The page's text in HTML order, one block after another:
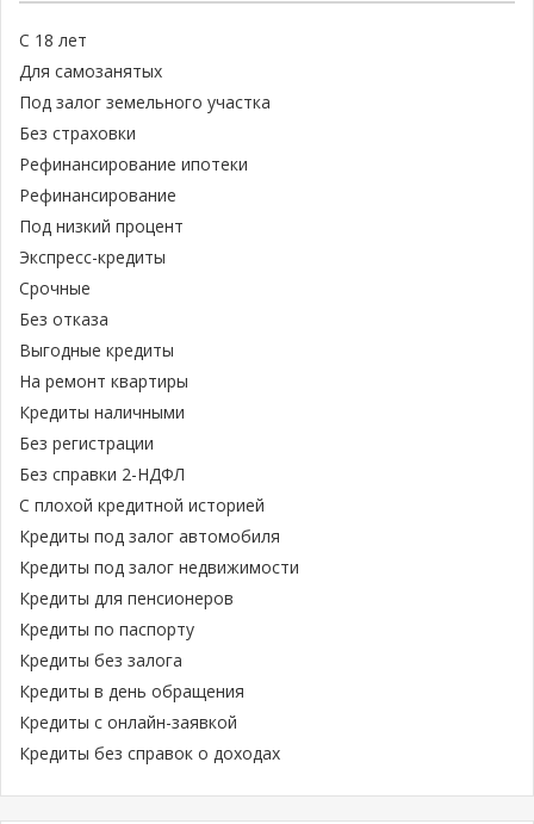
С 18 лет
Для самозанятых
Под залог земельного участка
Без страховки
Рефинансирование ипотеки
Рефинансирование
Под низкий процент
Экспресс-кредиты
Срочные
Без отказа
Выгодные кредиты
На ремонт квартиры
Кредиты наличными
Без регистрации
Без справки 2-НДФЛ
С плохой кредитной историей
Кредиты под залог автомобиля
Кредиты под залог недвижимости
Кредиты для пенсионеров
Кредиты по паспорту
Кредиты без залога
Кредиты в день обращения
Кредиты с онлайн-заявкой
Кредиты без справок о доходах